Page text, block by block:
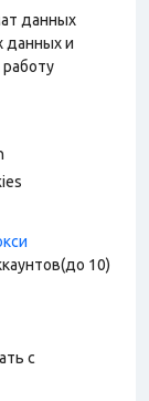
данных
данных и
10)
с